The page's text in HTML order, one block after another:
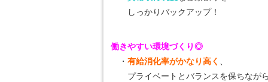
しっかりバックアップ！
働きやすい環境づくり◎
・ 有給消化率がかなり高く
プライベートとバランスを保ちながら